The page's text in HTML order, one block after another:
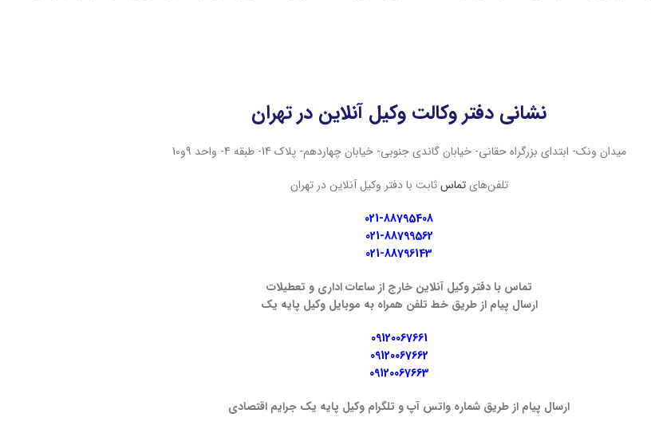
نشانی دفتر وکالت وکیل آنلاین در تهران
میدان ونک- ابتدای بزرگراه حقانی- خیابان گاندی جنوبی- خیابان چهاردهم- پلاک 14- طبقه 4- واحد 9و10
تلفن‌هایتماسثابت با دفتر وکیل آنلاین در تهران
021-88795408
021-88799562
021-88796143
تماس با دفتر وکیل آنلاین خارج از ساعات اداری و تعطیلات
ارسال پیام از طریق خط تلفن همراه به موبایل وکیل پایه یک
09120067661
09120067662
09120067663
ارسال پیام از طریق شماره واتس آپ و تلگرام وکیل پایه یک جرایم اقتصادی